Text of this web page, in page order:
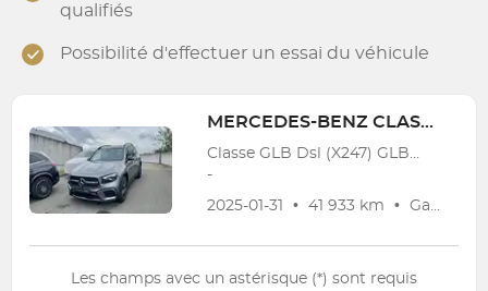
qualifiés
Possibilité d'effectuer un essai du véhicule
MERCEDES-BENZ CLASSE GLB
Classe GLB Dsl (X247) GLB 180 d AMG Line
-
2025-01-31 • 41 933 km • Garantie
Les champs avec un astérisque (*) sont requis